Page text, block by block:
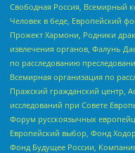
Свободная Россия, Всемирный
Человек в беде, Европейский
Прожект Хармони, Родники
извлечения органов, Фалунь
по расследованию
Всемирная организация по
Пражский гражданский центр,
исследований при Совете
Форум русскоязычных
Европейский выбор, Фонд
Фонд Будущее России,